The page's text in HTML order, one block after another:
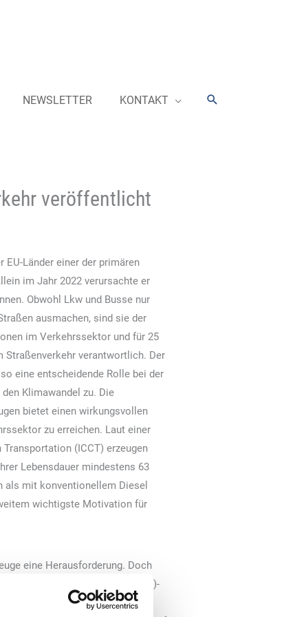
NEWSLETTER KONTAKT Suchen
veröffentlicht
EU-Länder einer der primären
im Jahr 2022 verursachte er
Obwohl Lkw und Busse nur
ausmachen, sind sie der
im Verkehrssektor und für 25
Straßenverkehr verantwortlich. Der
eine entscheidende Rolle bei der
Klimawandel zu. Die
bietet einen wirkungsvollen
zu erreichen. Laut einer
(ICCT) erzeugen
Lebensdauer mindestens 63
als mit konventionellem Diesel
wichtigste Motivation für
eine Herausforderung. Doch
Total-Cost-of-Ownership (TCO)-
deutlich geringer